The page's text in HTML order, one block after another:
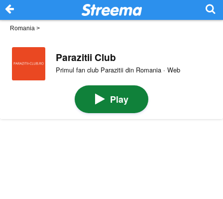
Romania >
Parazitii Club
Primul fan club Parazitii din Romania · Web
Play